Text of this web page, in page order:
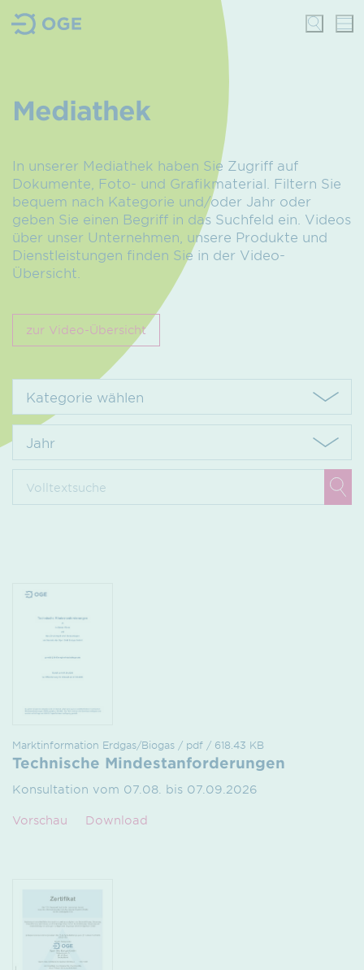
Mediathek
In unserer Mediathek haben Sie Zugriff auf
Dokumente, Foto- und Grafik­material. Filtern Sie
bequem nach Kategorie und/oder Jahr oder
geben Sie einen Begriff in das Suchfeld ein. Videos
über unser Unternehmen, unsere Produkte und
Dienstleistungen finden Sie in der Video-
Übersicht.
zur Video-Übersicht
Marktinformation Erdgas/Biogas / pdf / 618.43 KB
Technische Mindestanforderungen
Konsultation vom 07.08. bis 07.09.2026
Vorschau Download